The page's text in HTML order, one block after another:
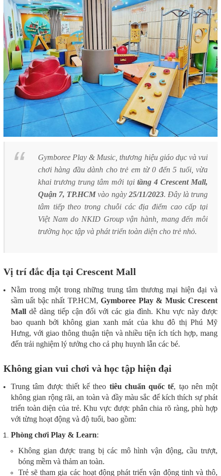
Gymboree Play & Music, thương hiệu giáo dục và vui
chơi hàng đầu dành cho trẻ em từ 0 đến 5 tuổi, vừa
khai trương trung tâm mới tại tầng 4 Crescent Mall,
Quận 7, TP.HCMvào ngày 25/11/2023. Đây là trung
tâm tiếp theo trong chuỗi các địa điểm cao cấp tại
Việt Nam do NKID Group vận hành, mang đến môi
trường học tập và phát triển toàn diện cho trẻ nhỏ.
Vị trí đắc địa tại Crescent Mall
Nằm trong một trong những trung tâm thương mại hiện đại và
sầm uất bậc nhất TP.HCM,Gymboree Play & Music Crescent
Mall dễ dàng tiếp cận đối với các gia đình. Khu vực này được
bao quanh bởi không gian xanh mát của khu đô thị Phú Mỹ
Hưng, với giao thông thuận tiện và nhiều tiện ích tích hợp, mang
đến trải nghiệm lý tưởng cho cả phụ huynh lẫn các bé.
Không gian vui chơi và học tập hiện đại
Trung tâm được thiết kế theo tiêu chuẩn quốc tế, tạo nên một
không gian rộng rãi, an toàn và đầy màu sắc để kích thích sự phát
triển toàn diện của trẻ. Khu vực được phân chia rõ ràng, phù hợp
với từng hoạt động và độ tuổi, bao gồm:
Phòng chơi Play & Learn:
Không gian được trang bị các mô hình vận động, cầu trượt,
bóng mềm và thảm an toàn.
Trẻ sẽ tham gia các hoạt động phát triển vận động tinh và thô,